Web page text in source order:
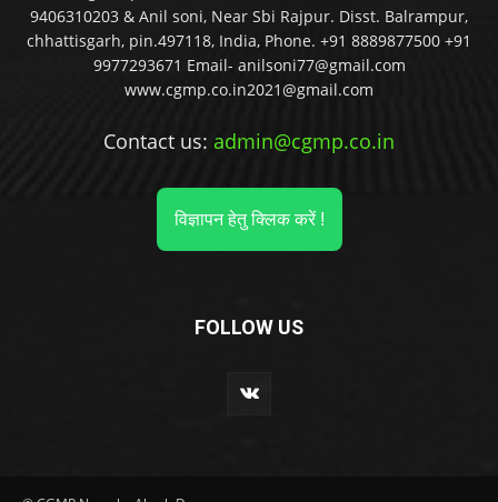
9406310203 & Anil soni, Near Sbi Rajpur. Disst. Balrampur,
chhattisgarh, pin.497118, India, Phone. +91 8889877500 +91
9977293671 Email- anilsoni77@gmail.com
www.cgmp.co.in2021@gmail.com
Contact us: admin@cgmp.co.in
विज्ञापन हेतु क्लिक करें !
FOLLOW US